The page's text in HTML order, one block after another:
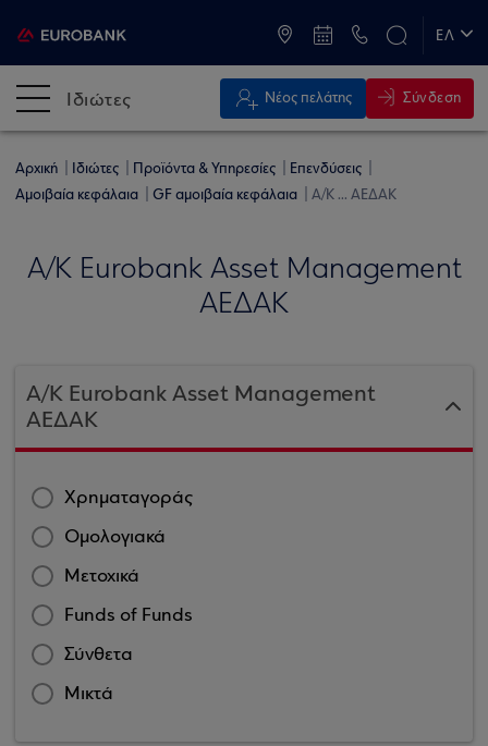
ΕΛ
Ιδιώτες Νέος πελάτης Σύνδεση
Αρχική Ιδιώτες Προϊόντα & Υπηρεσίες
Επενδύσεις
Αμοιβαία κεφάλαια
GF αμοιβαία κεφάλαια Α/Κ ... ΑΕΔΑΚ
Α/Κ Eurobank Asset Management
ΑΕΔΑΚ
Α/Κ Eurobank Asset Management
ΑΕΔΑΚ
Χρηματαγοράς
Ομολογιακά
Μετοχικά
Funds of Funds
Σύνθετα
Μικτά